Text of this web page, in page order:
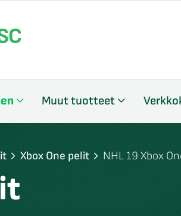
Muut tuotteet
Xbox One pelit NHL 19 Xbox